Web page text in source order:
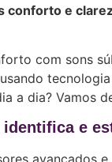
conforto e
com sons
a dia? Vamos
identifica e